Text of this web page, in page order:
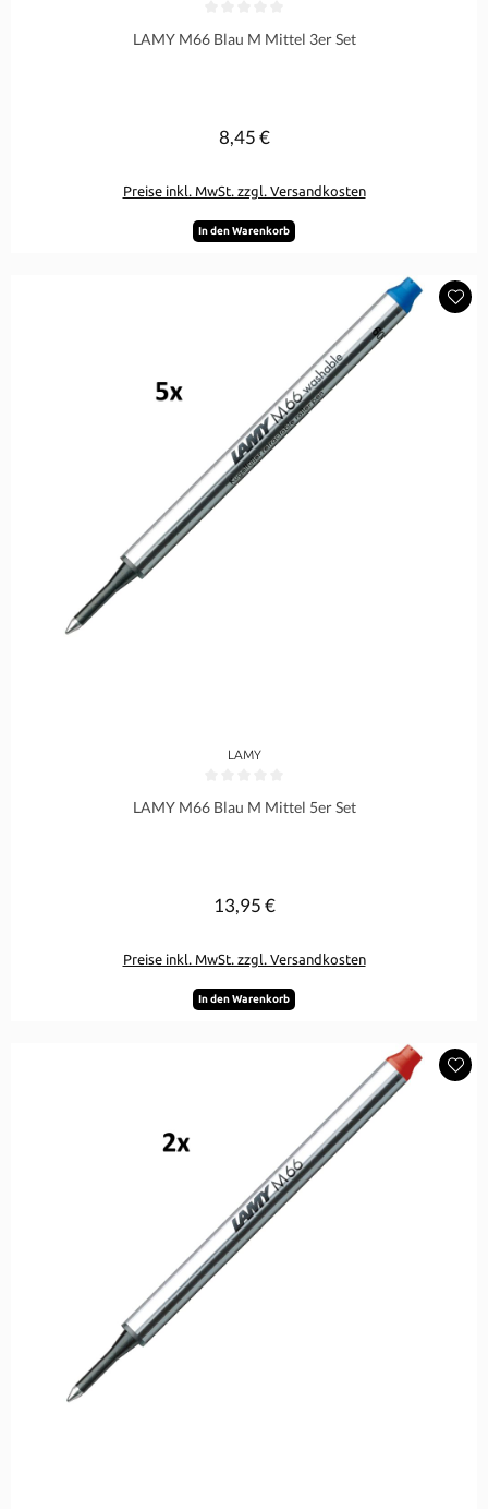
LAMY M66 Blau M Mittel 3er Set
Regulärer Preis:
8,45 €
Preise inkl. MwSt. zzgl. Versandkosten
In den Warenkorb
LAMY
LAMY M66 Blau M Mittel 5er Set
Regulärer Preis:
13,95 €
Preise inkl. MwSt. zzgl. Versandkosten
In den Warenkorb